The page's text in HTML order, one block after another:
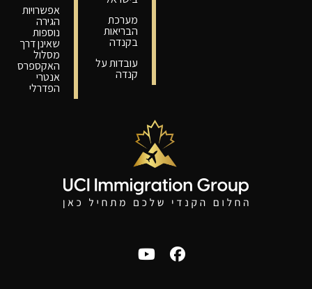
מערכת
הבריאות
בקנדה
עובדות על
קנדה
אפשרויות
הגירה
נוספות
שאינן דרך
מסלול
האקספרס
אנטרי
הפדרלי